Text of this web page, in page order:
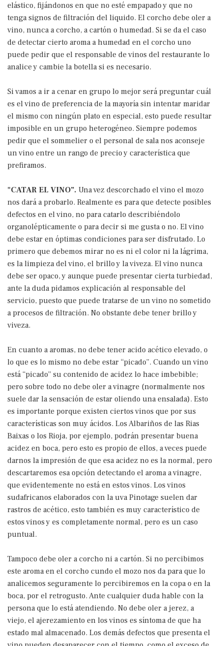
elástico, fijándonos en que no esté empapado y que no
tenga signos de filtración del liquido. El corcho debe oler a
vino, nunca a corcho, a cartón o humedad. Si se da el caso
de detectar cierto aroma a humedad en el corcho uno
puede pedir que el responsable de vinos del restaurante lo
analice y cambie la botella si es necesario.
Si vamos a ir a cenar en grupo lo mejor será preguntar cuál
es el vino de preferencia de la mayoría sin intentar maridar
el mismo con ningún plato en especial, esto puede resultar
imposible en un grupo heterogéneo. Siempre podemos
pedir que el sommelier o el personal de sala nos aconseje
un vino entre un rango de precio y característica que
prefiramos.
"CATAR EL VINO”. Una vez descorchado el vino el mozo
nos dará a probarlo. Realmente es para que detecte posibles
defectos en el vino, no para catarlo describiéndolo
organolépticamente o para decir si me gusta o no. El vino
debe estar en óptimas condiciones para ser disfrutado. Lo
primero que debemos mirar no es ni el color ni la lágrima,
es la limpieza del vino, el brillo y la viveza. El vino nunca
debe ser opaco, y aunque puede presentar cierta turbiedad,
ante la duda pidamos explicación al responsable del
servicio, puesto que puede tratarse de un vino no sometido
a procesos de filtración. No obstante debe tener brillo y
viveza.
En cuanto a aromas, no debe tener acido acético elevado, o
lo que es lo mismo no debe estar “picado”. Cuando un vino
está “picado” su contenido de acidez lo hace imbebible;
pero sobre todo no debe oler a vinagre (normalmente nos
suele dar la sensación de estar oliendo una ensalada). Esto
es importante porque existen ciertos vinos que por sus
características son muy ácidos. Los Albariños de las Rias
Baixas o los Rioja, por ejemplo, podrán presentar buena
acidez en boca, pero esto es propio de ellos, a veces puede
darnos la impresión de que esa acidez no es la normal, pero
descartaremos esa opción detectando el aroma a vinagre,
que evidentemente no está en estos vinos. Los vinos
sudafricanos elaborados con la uva Pinotage suelen dar
rastros de acético, esto también es muy característico de
estos vinos y es completamente normal, pero es un caso
puntual.
Tampoco debe oler a corcho ni a cartón. Si no percibimos
este aroma en el corcho cundo el mozo nos da para que lo
analicemos seguramente lo percibiremos en la copa o en la
boca, por el retrogusto. Ante cualquier duda hable con la
persona que lo está atendiendo. No debe oler a jerez, a
viejo, el ajerezamiento en los vinos es síntoma de que ha
estado mal almacenado. Los demás defectos que presenta el